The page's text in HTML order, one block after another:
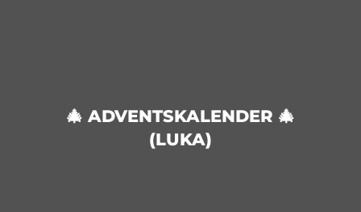
🎄 ADVENTSKALENDER 🎄
(LUKA)